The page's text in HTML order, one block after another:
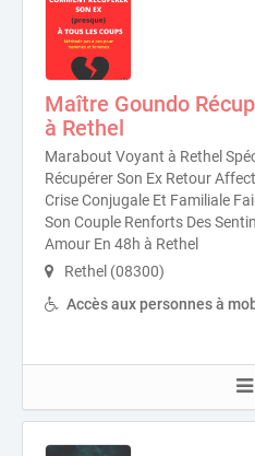
Maître Goundo
à Rethel
Marabout Voyant à Rethel
Récupérer Son Ex Retour
Crise Conjugale Et Familiale
Son Couple Renforts Des
Amour En 48h à Rethel
Rethel (08300)
Accès aux personnes à